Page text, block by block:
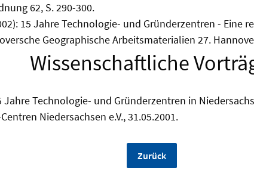
62, S. 290-300.
15 Jahre Technologie- und Gründerzentren - Eine
Geographische Arbeitsmaterialien 27.
Wissenschaftliche
Jahre Technologie- und Gründerzentren in
Niedersachsen e.V., 31.05.2001.
Zurück